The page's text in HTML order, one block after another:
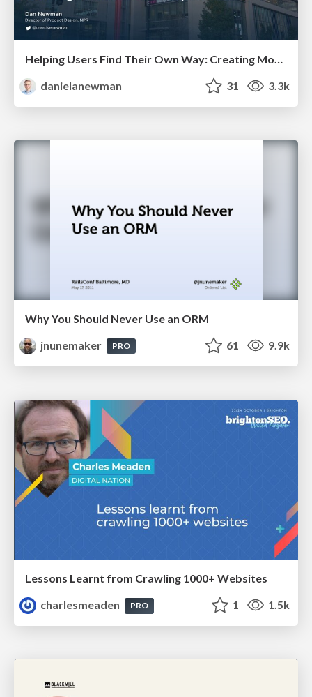
danielanewman
31 3.3k
Why You Should Never Use an ORM
jnunemaker
PRO 61 9.9k
Lessons Learnt from Crawling 1000+ Websites
charlesmeaden
PRO 1 1.5k